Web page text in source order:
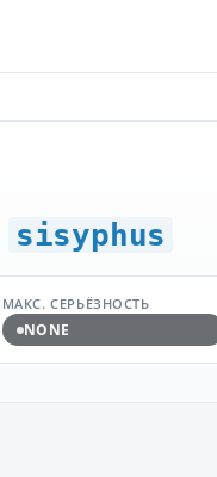
sisyphus
МАКС. СЕРЬЁЗНОСТЬ
NONE